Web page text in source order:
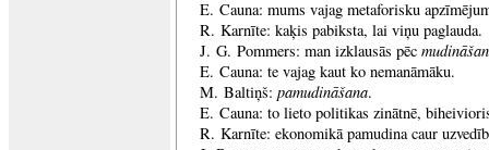
E. Cauna: mums vajag metaforisku
R. Karnīte: kaķis pabiksta, lai viņu paglauda.
J. G. Pommers: man izklausās pēc
E. Cauna: te vajag kaut ko nemanāmāku.
M. Baltiņš: pamudināšana.
E. Cauna: to lieto politikas zinātnē,
R. Karnīte: ekonomikā pamudina caur